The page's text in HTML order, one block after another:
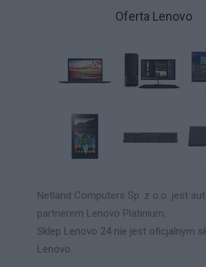
Oferta Lenovo
Netland Computers Sp. z o.o. jest
partnerem Lenovo Platinium.
Sklep Lenovo 24 nie jest oficjalnym
Lenovo.